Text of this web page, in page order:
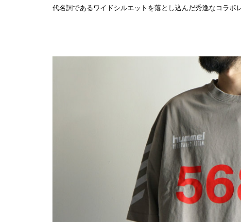
代名詞であるワイドシルエットを落とし込んだ秀逸なコラボ